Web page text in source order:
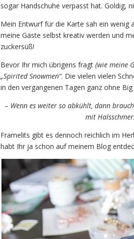
sogar Handschuhe verpasst hat. Goldig,
Mein Entwurf für die Karte sah ein wenig
meine Gäste selbst kreativ werden und
zuckersüß!
Bevor Ihr mich übrigens fragt (wie meine
„Spirited Snowmen“. Die vielen vielen
in den vergangenen Tagen ganz ohne
– Wenn es weiter so abkühlt, dann
mit
Framelits gibt es dennoch reichlich im
habt Ihr ja schon auf meinem Blog